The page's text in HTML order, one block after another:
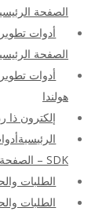
الصفحة
الصفحة
هولندا
إلكترون ذا
SDK – الصفحة الرئيسية
الطلبات
الطلبات